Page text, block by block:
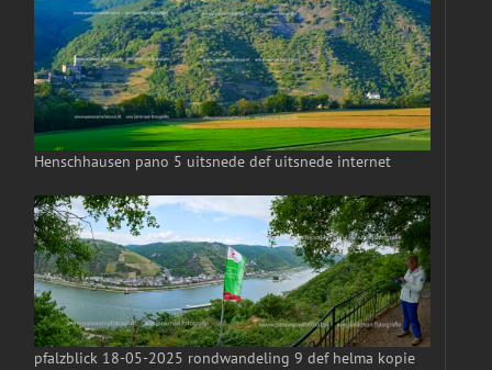
Henschhausen pano 5 uitsnede def uitsnede internet
pfalzblick 18-05-2025 rondwandeling 9 def helma kopie